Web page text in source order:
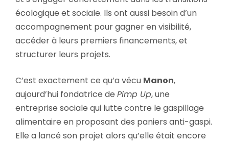
écologique et sociale. Ils ont aussi besoin d’un
accompagnement pour gagner en visibilité,
accéder à leurs premiers financements, et
structurer leurs projets.
C’est exactement ce qu’a vécu Manon,
aujourd’hui fondatrice de Pimp Up, une
entreprise sociale qui lutte contre le gaspillage
alimentaire en proposant des paniers anti-gaspi.
Elle a lancé son projet alors qu’elle était encore